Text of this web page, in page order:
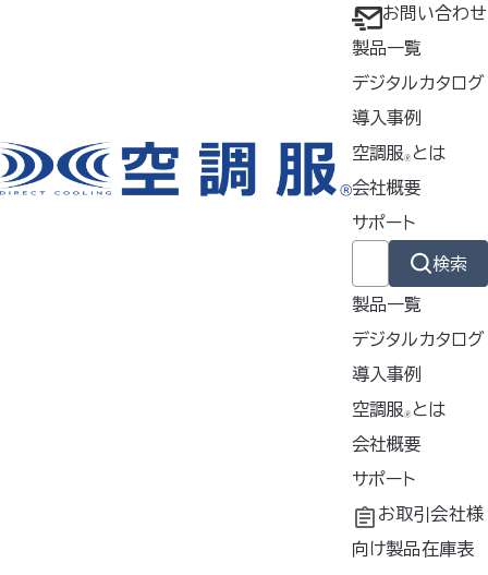
お問い合わせ
製品一覧
デジタルカタログ
導入事例
空調服🄬 とは
会社概要
サポート
検索
製品一覧
デジタルカタログ
導入事例
導入事例
共同開発
工場シミュレーシ
ョン
空調服🄬 とは
空調服 ®とは
開発秘話
会社概要
企業理念
会社概要
会社沿革
サポート
よくあるご質問
不要なバッテリー
お取引会社様
向け製品在庫表
掲載商品は株式会社空調服の特許及び技術を使用しています。
「空調服」は株式会社空調服のファン付きウェア、その附属品、及びこれらを
示すブランドです。
」、 「生理クーラー」、「空調ズボン」、「空調
リュック」、「FAN FIT 空調服」、「空調」、「AIRGEAR」、「エアギア」、「
」、「空調ヘルメット」、「どこでも座･クール」、「サーマルギア」、
」、「空調つなぎ服」、「空調ベ
ッド」、「空調フェイスシールド」、「サイフォンクールベスト」、「空調エアバイザ
Copyrights © 株式会社空調服. All Rights Reserved.